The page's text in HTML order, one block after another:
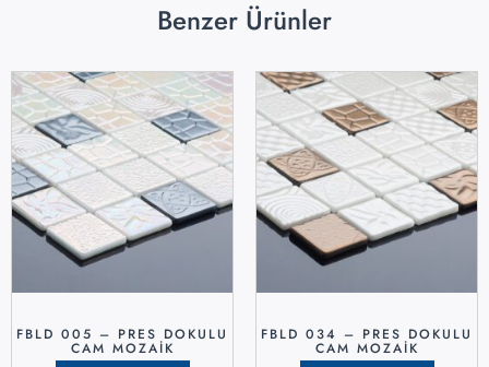
Benzer Ürünler
FBLD 005 – PRES DOKULU
CAM MOZAIK
FBLD 034 – PRES DOKULU
CAM MOZAIK